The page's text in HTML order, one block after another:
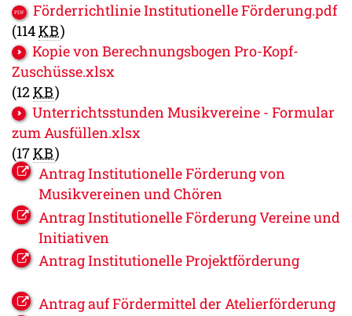
Förderrichtlinie Institutionelle Förderung.pdf
(114KB)
Kopie von Berechnungsbogen Pro-Kopf-
Zuschüsse.xlsx
(12KB)
Unterrichtsstunden Musikvereine - Formular
zum Ausfüllen.xlsx
(17KB)
Antrag Institutionelle Förderung von
Musikvereinen und Chören
Antrag Institutionelle Förderung Vereine und
Initiativen
Antrag Institutionelle Projektförderung
Antrag auf Fördermittel der Atelierförderung